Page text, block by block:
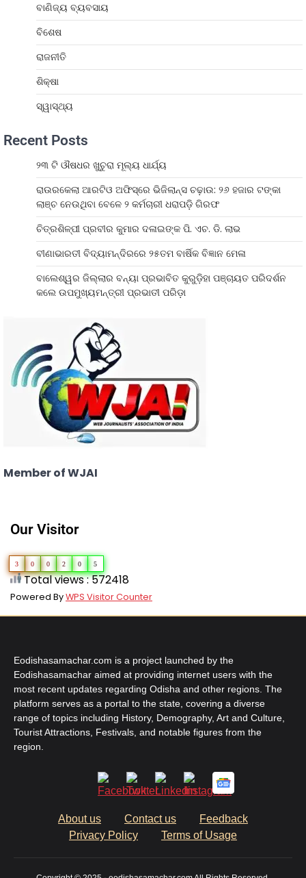
ବାଣିଜ୍ୟ ବ୍ୟବସାୟ
ବିଶେଷ
ରାଜନୀତି
ଶିକ୍ଷା
ସ୍ୱାସ୍ଥ୍ୟ
Recent Posts
୨୩ ଟି ଔଷଧର ଖୁଚୁରା ମୂଲ୍ୟ ଧାର୍ଯ୍ୟ
ରାଉରକେଲା ଆରଟିଓ ଅଫିସ୍‌ରେ ଭିଜିଲାନ୍ସ ଚଢ଼ାଉ: ୨୬ ହଜାର ଟଙ୍କା
ଲାଞ୍ଚ ନେଉଥିବା ବେଳେ ୨ କର୍ମଚାରୀ ଧରାପଡ଼ି ଗିରଫ
ଚିତ୍ରଶିଳ୍ପୀ ପ୍ରବୀର କୁମାର ଦଳାଇଙ୍କ ପି. ଏଚ. ଡି. ଲାଭ
ବୀଣାଭାରତୀ ବିଦ୍ୟାମନ୍ଦିରରେ ୨୫ତମ ବାର୍ଷିକ ବିଜ୍ଞାନ ମେଳା
ବାଲେଶ୍ୱର ଜିଲ୍ଲାର ବନ୍ୟା ପ୍ରଭାବିତ କୁରୁଡ଼ିହା ପଞ୍ଚାୟତ ପରିଦର୍ଶନ
କଲେ ଉପମୁଖ୍ୟମନ୍ତ୍ରୀ ପ୍ରଭାତୀ ପରିଡ଼ା
Member of WJAI
Our Visitor
3 0 0 2 0 5
Total views : 572418
Powered ByWPS Visitor Counter
Eodishasamachar.com is a project launched by the
Eodishasamachar aimed at providing internet users with the
most recent updates regarding Odisha and other regions. The
platform serves as a portal to the state, covering a diverse
range of topics including History, Demography, Art and Culture,
Tourist Attractions, Festivals, and notable figures from the
region.
About us Contact us
Feedback
Privacy Policy
Terms of Usage